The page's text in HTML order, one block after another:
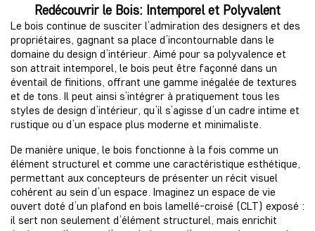
Redécouvrir le Bois: Intemporel et Polyvalent
Le bois continue de susciter l’admiration des designers et des
propriétaires, gagnant sa place d’incontournable dans le
domaine du design d’intérieur. Aimé pour sa polyvalence et
son attrait intemporel, le bois peut être façonné dans un
éventail de finitions, offrant une gamme inégalée de textures
et de tons. Il peut ainsi s’intégrer à pratiquement tous les
styles de design d’intérieur, qu’il s’agisse d’un cadre intime et
rustique ou d’un espace plus moderne et minimaliste.
De manière unique, le bois fonctionne à la fois comme un
élément structurel et comme une caractéristique esthétique,
permettant aux concepteurs de présenter un récit visuel
cohérent au sein d’un espace. Imaginez un espace de vie
ouvert doté d’un plafond en bois lamellé-croisé (CLT) exposé :
il sert non seulement d’élément structurel, mais enrichit